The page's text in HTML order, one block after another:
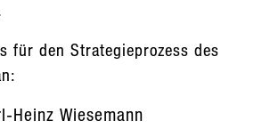
für den Strategieprozess des
Heinz Wiesemann